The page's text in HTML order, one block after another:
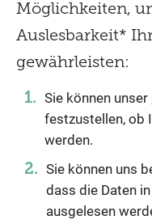
Möglichkeiten,
Auslesbarkeit*
gewährleisten:
Sie können unser
festzustellen, ob
werden.
Sie können uns
dass die Daten
ausgelesen